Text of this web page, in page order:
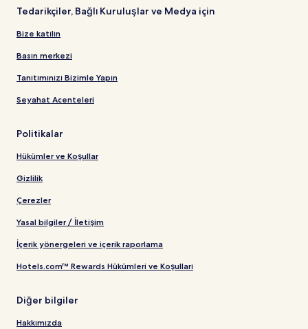
Tedarikçiler, Bağlı Kuruluşlar ve Medya için
Bize katılın
Basın merkezi
Tanıtımınızı Bizimle Yapın
Seyahat Acenteleri
Politikalar
Hükümler ve Koşullar
Gizlilik
Çerezler
Yasal bilgiler / İletişim
İçerik yönergeleri ve içerik raporlama
Hotels.com™ Rewards Hükümleri ve Koşulları
Diğer bilgiler
Hakkımızda